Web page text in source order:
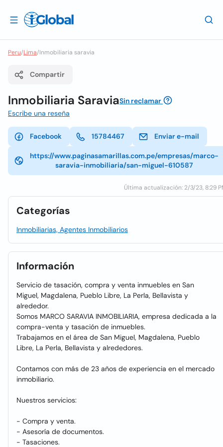
Peru/Lima/Inmobiliaria saravia
Compartir
Inmobiliaria SaraviaSin reclamar
Escribe una reseña
Facebook 15784467 Enviar e-mail
https://www.paginasamarillas.com.pe/empresas/marco-
saravia-inmobiliaria/san-miguel-610587
Última actualización: 2/3/23, 8:29
Categorías
Inmobiliarias, Agentes Inmobiliarios
Información
Servicio de tasación, compra y venta inmuebles en San
Miguel, Magdalena, Pueblo Libre, La Perla, Bellavista y
alrededor.
Somos MARCO SARAVIA INMOBILIARIA, empresa dedicada a la
compra-venta y tasación de inmuebles.
Trabajamos en el área de San Miguel, Magdalena, Pueblo
Libre, La Perla, Bellavista y alrededores.
Contamos con más de 23 años de experiencia en el mercado
inmobiliario.
Nuestros servicios:
- Compra y venta.
- Asesoría de documentos.
- Tasaciones.